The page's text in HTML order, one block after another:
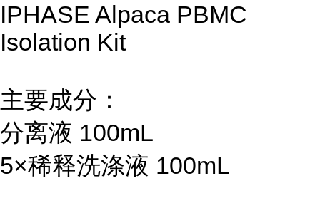
IPHASE Alpaca PBMC
Isolation Kit
主要成分：
分离液 100mL
5×稀释洗涤液 100mL